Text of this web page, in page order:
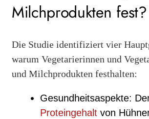
Milchprodukten fest?
Die Studie identifiziert vier
warum Vegetarierinnen und
und Milchprodukten festhalten:
Gesundheitsaspekte:
Proteingehalt von